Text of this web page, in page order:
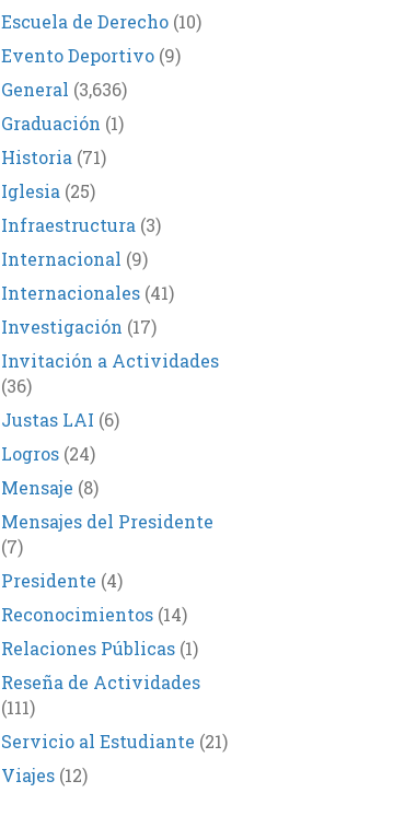
Escuela de Derecho(10)
Evento Deportivo(9)
General (3,636)
Graduación (1)
Historia (71)
Iglesia (25)
Infraestructura (3)
Internacional (9)
Internacionales(41)
Investigación (17)
Invitación a Actividades
(36)
Justas LAI (6)
Logros(24)
Mensaje (8)
Mensajes del Presidente
(7)
Presidente (4)
Reconocimientos(14)
Relaciones Públicas(1)
Reseña de Actividades
(111)
Servicio al Estudiante (21)
Viajes(12)